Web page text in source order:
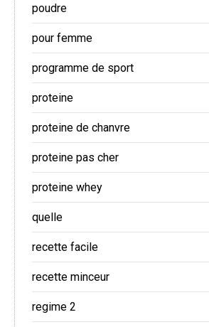
poudre
pour femme
programme de sport
proteine
proteine de chanvre
proteine pas cher
proteine whey
quelle
recette facile
recette minceur
regime 2